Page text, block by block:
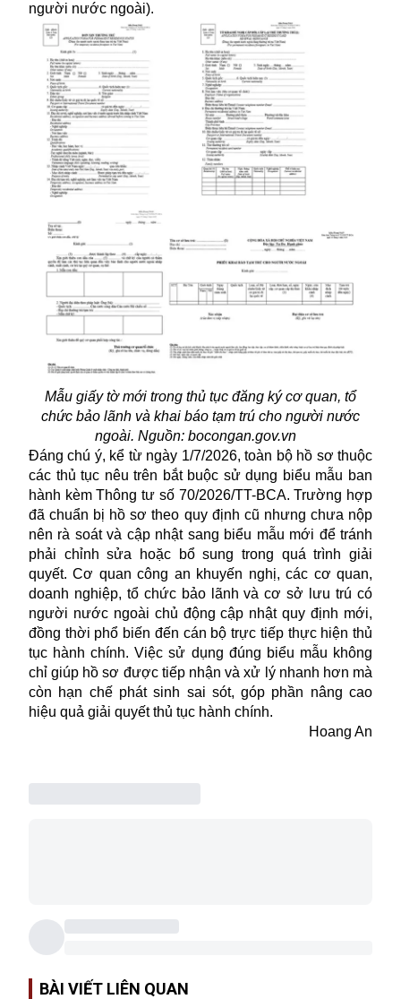
người nước ngoài).
Mẫu giấy tờ mới trong thủ tục đăng ký cơ quan, tổ
chức bảo lãnh và khai báo tạm trú cho người nước
ngoài. Nguồn: bocongan.gov.vn
Đáng chú ý, kể từ ngày 1/7/2026, toàn bộ hồ sơ thuộc
các thủ tục nêu trên bắt buộc sử dụng biểu mẫu ban
hành kèm Thông tư số 70/2026/TT-BCA. Trường hợp
đã chuẩn bị hồ sơ theo quy định cũ nhưng chưa nộp
nên rà soát và cập nhật sang biểu mẫu mới để tránh
phải chỉnh sửa hoặc bổ sung trong quá trình giải
quyết. Cơ quan công an khuyến nghị, các cơ quan,
doanh nghiệp, tổ chức bảo lãnh và cơ sở lưu trú có
người nước ngoài chủ động cập nhật quy định mới,
đồng thời phổ biến đến cán bộ trực tiếp thực hiện thủ
tục hành chính. Việc sử dụng đúng biểu mẫu không
chỉ giúp hồ sơ được tiếp nhận và xử lý nhanh hơn mà
còn hạn chế phát sinh sai sót, góp phần nâng cao
hiệu quả giải quyết thủ tục hành chính.
Hoang An
BÀI VIẾT LIÊN QUAN